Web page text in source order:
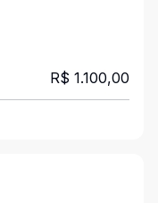
R$ 1.100,00